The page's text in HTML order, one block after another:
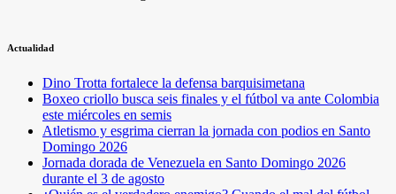
Actualidad
Dino Trotta fortalece la defensa barquisimetana
Boxeo criollo busca seis finales y el fútbol va ante Colombia
este miércoles en semis
Atletismo y esgrima cierran la jornada con podios en Santo
Domingo 2026
Jornada dorada de Venezuela en Santo Domingo 2026
durante el 3 de agosto